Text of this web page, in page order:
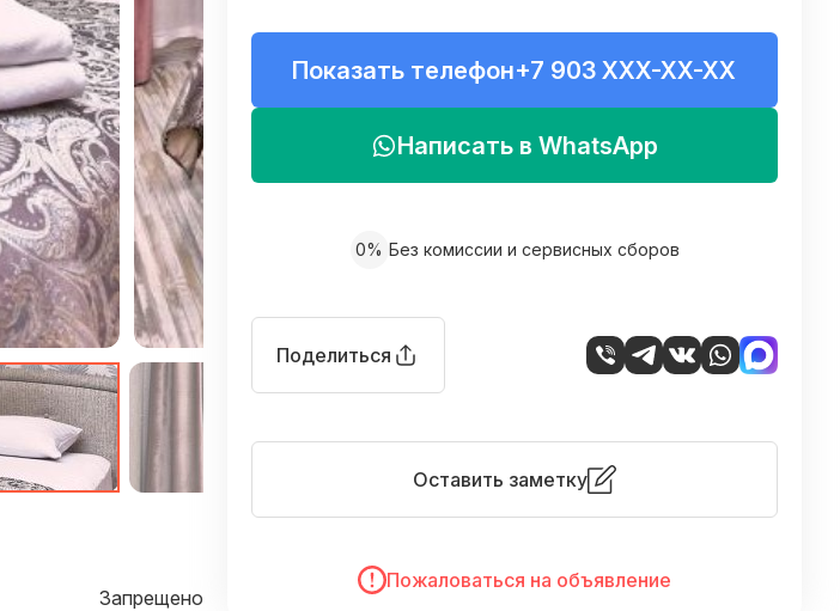
Запрещено
Показать телефон+7 903 XXX-XX-XX
Написать в WhatsApp
0% Без комиссии и сервисных сборов
Поделиться
Оставить заметку
Пожаловаться на объявление